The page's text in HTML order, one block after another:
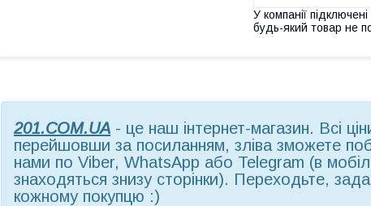
У компанії
будь-який товар не
201.COM.UA - це наш інтернет-магазин. Всі
перейшовши за посиланням, зліва зможете
нами по Viber, WhatsApp або Telegram (в
знаходяться знизу сторінки). Переходьте,
кожному покупцю :)